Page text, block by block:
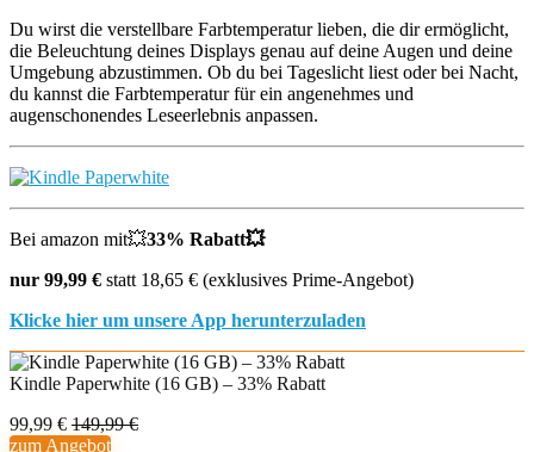
Du wirst die verstellbare Farbtemperatur lieben, die dir ermöglicht,
die Beleuchtung deines Displays genau auf deine Augen und deine
Umgebung abzustimmen. Ob du bei Tageslicht liest oder bei Nacht,
du kannst die Farbtemperatur für ein angenehmes und
augenschonendes Leseerlebnis anpassen.
Bei amazon mit💥33% Rabatt💥
nur 99,99 € statt 18,65 € (exklusives Prime-Angebot)
Klicke hier um unsere App herunterzuladen
Kindle Paperwhite (16 GB) – 33% Rabatt
99,99 € 149,99 €
zum Angebot